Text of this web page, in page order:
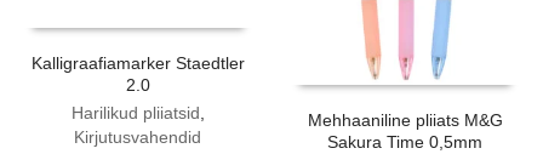
Kalligraafiamarker Staedtler
2.0
Harilikud pliiatsid
Kirjutusvahendid
Mehhaaniline pliiats M&G
Sakura Time 0,5mm